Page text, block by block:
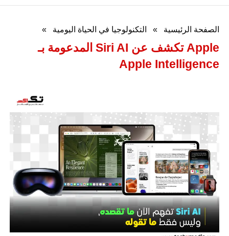
الصفحة الرئيسية » التكنولوجيا في الحياة اليومية »
Apple تكشف عن Siri AI المدعومة بـ
Apple Intelligence